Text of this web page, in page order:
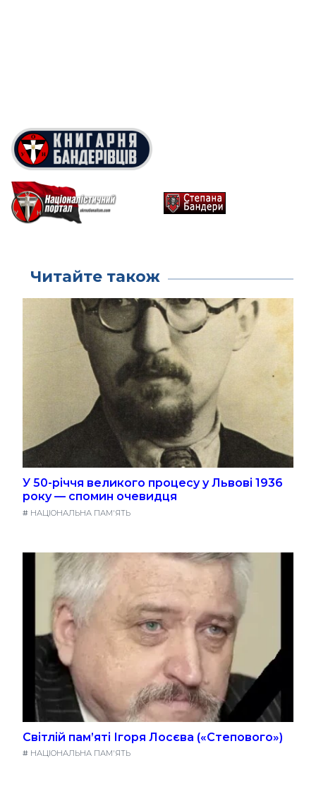
Читайте також
У 50-річчя великого процесу у Львові 1936
року — спомин очевидця
# НАЦІОНАЛЬНА ПАМ'ЯТЬ
Світлій пам’яті Ігоря Лосєва («Степового»)
# НАЦІОНАЛЬНА ПАМ'ЯТЬ